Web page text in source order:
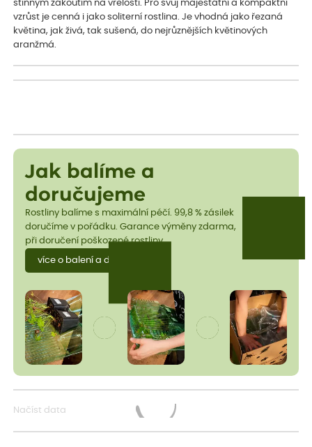
stinným zákoutím na vřelosti. Pro svůj majestátní a kompaktní
vzrůst je cenná i jako soliterní rostlina. Je vhodná jako řezaná
květina, jak živá, tak sušená, do nejrůznějších květinových
aranžmá.
Jak balíme a
doručujeme
Rostliny balíme s maximální péčí. 99,8 % zásilek
doručíme v pořádku. Garance výměny zdarma,
při doručení poškozené rostliny.
více o balení a dopravě
Načíst data